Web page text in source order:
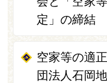
定」の締結
空家等の適
団法人石岡